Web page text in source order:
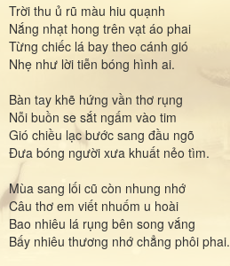
Trời thu ủ rũ màu hiu quạnh
Nắng nhạt hong trên vạt áo phai
Từng chiếc lá bay theo cánh gió
Nhẹ như lời tiễn bóng hình ai.
Bàn tay khẽ hứng vần thơ rụng
Nỗi buồn se sắt ngấm vào tim
Gió chiều lạc bước sang đầu ngõ
Đưa bóng người xưa khuất nẻo tìm.
Mùa sang lối cũ còn nhung nhớ
Câu thơ em viết nhuốm u hoài
Bao nhiêu lá rụng bên song vắng
Bấy nhiêu thương nhớ chẳng phôi phai.